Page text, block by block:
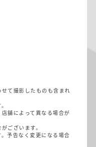
て撮影したものも含まれ
舗によって異なる場合が
ございます。
予告なく変更になる場合